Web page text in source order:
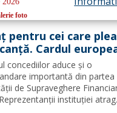
activități outdoor și
totală de la telefon. O
nu doar o vacanță!...
foto
pentru cei care
Cardul
are limite
Greșeala care
costa mii de euro
concediilor aduce și o
importantă din partea
de Supraveghere
instituției atrag